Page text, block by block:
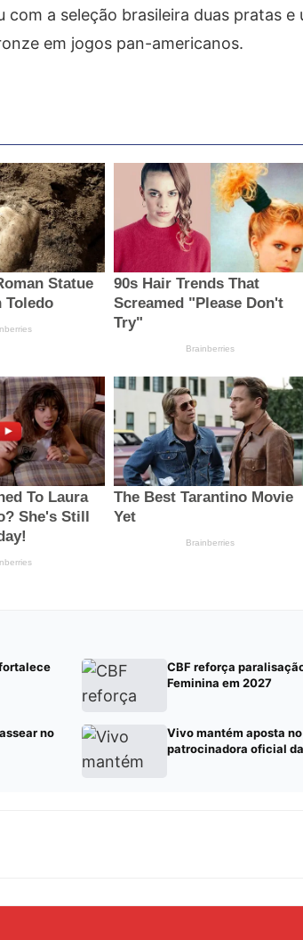
a seleção brasileira duas pratas e
em jogos pan-americanos.
CBF reforça
Feminina em 2027
no
Vivo mantém aposta
patrocinadora oficial